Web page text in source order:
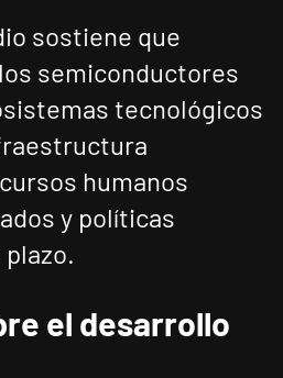
sostiene que
semiconductores
tecnológicos
humanos
y políticas
el desarrollo